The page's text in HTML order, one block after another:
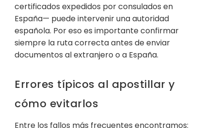
certificados expedidos por consulados en
España— puede intervenir una autoridad
española. Por eso es importante confirmar
siempre la ruta correcta antes de enviar
documentos al extranjero o a España.
Errores típicos al apostillar y
cómo evitarlos
Entre los fallos más frecuentes encontramos: